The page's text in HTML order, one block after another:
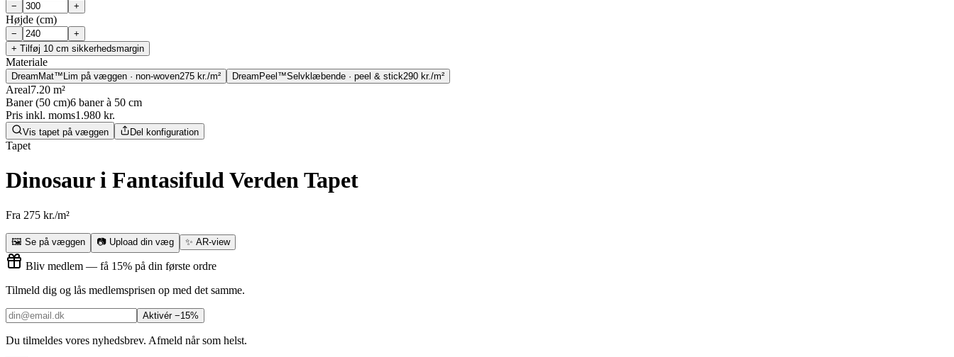
− +
Højde (cm)
−
+
+ Tilføj 10 cm sikkerhedsmargin
Materiale
DreamMat™ Lim på væggen · non-woven275 kr./m² DreamPeel™Selvklæbende · peel & stick290 kr./m²
Areal7.20 m²
Baner (50 cm)6 baner à 50 cm
Pris inkl. moms1.980 kr.
Vis tapet på væggen Del konfiguration
Tapet
Dinosaur i Fantasifuld Verden Tapet
Fra 275 kr./m²
🖼 Se på væggen 📷 Upload din væg ✨ AR-view
Bliv medlem — få 15% på din første ordre
Tilmeld dig og lås medlemsprisen op med det samme.
Aktivér −15%
Du tilmeldes vores nyhedsbrev. Afmeld når som helst.